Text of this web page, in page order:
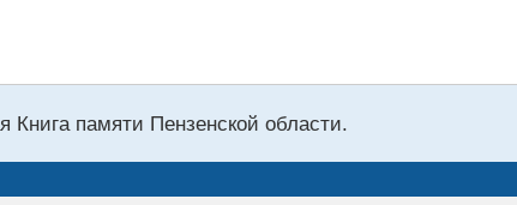
Книга памяти Пензенской области.